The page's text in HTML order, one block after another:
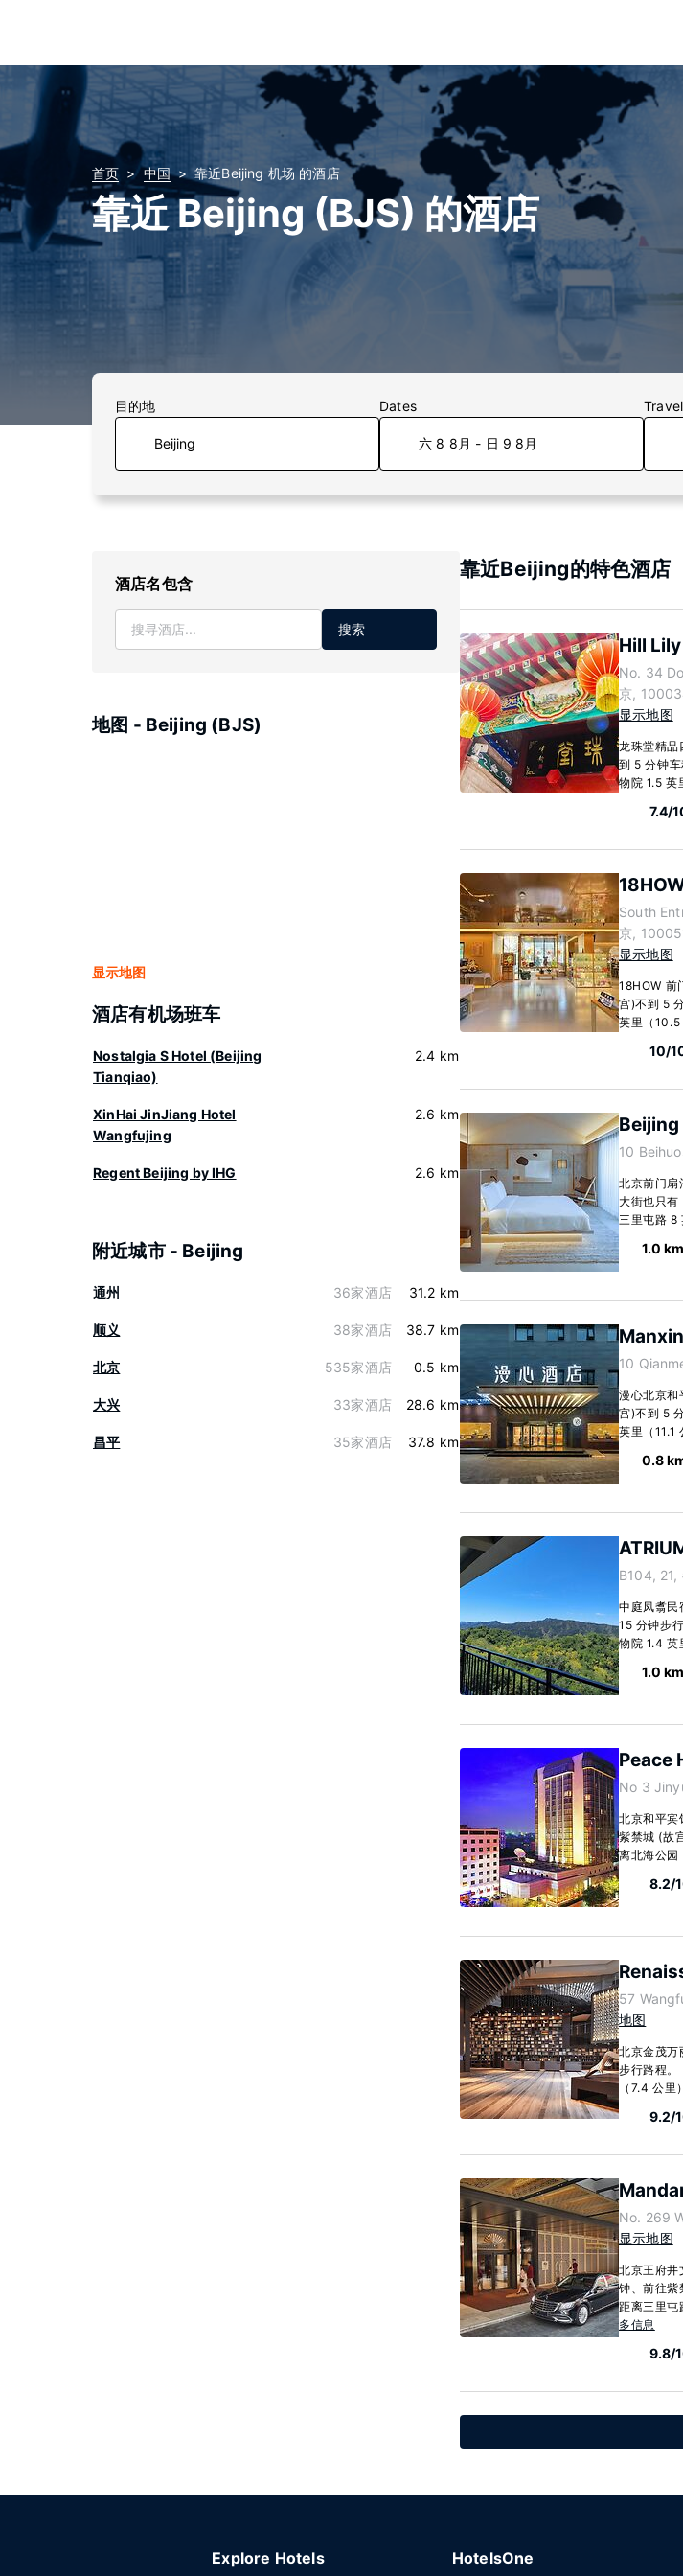
首页 中国 靠近Beijing 机场 的酒店
靠近 Beijing (BJS) 的酒店
目的地 Dates
六 8 8月 - 日 9 8月
酒店名包含
搜索
地图 - Beijing (BJS)
显示地图
酒店有机场班车
Nostalgia S Hotel (Beijing
Tianqiao)
2.4 km
XinHai JinJiang Hotel
Wangfujing
2.6 km
Regent Beijing by IHG 2.6 km
附近城市 - Beijing
通州 36家酒店 31.2 km
顺义 38家酒店 38.7 km
北京 535家酒店 0.5 km
大兴 33家酒店 28.6 km
昌平 35家酒店 37.8 km
靠近Beijing的特色酒店
Hill
No. 34
京,
显示地图
龙珠堂精品
到 5 分钟
物院 1.5 英
7.4/
South
京,
显示地图
18HOW 前
宫)不到 5
英里（
10/
Beijing
10
北京前门扇
大街也只
三里屯路 8
1.0 km
10
漫心北京和
宫)不到 5
英里（11.1
0.8
B104,
中庭凤翥民
15 分钟步
物院 1.4 英
1.0 km
Peace
No 3
北京和平宾
紫禁城 (故
离北海公
8.2/
57
地图
北京金茂万
步行路程
（7.4 公
9.2/
No. 269
显示地图
北京王府井
钟、前往紫
距离三里
多信息
9.8/
Explore Hotels HotelsOne